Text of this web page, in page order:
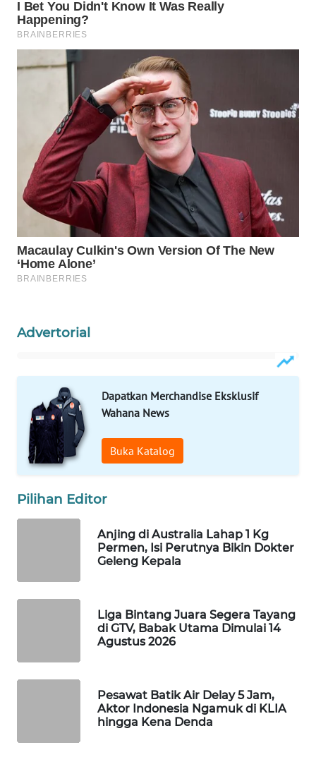
Advertorial
Dapatkan Merchandise Eksklusif
Wahana News
Buka Katalog
Pilihan Editor
Anjing di Australia Lahap 1 Kg
Permen, Isi Perutnya Bikin Dokter
Geleng Kepala
Liga Bintang Juara Segera Tayang
di GTV, Babak Utama Dimulai 14
Agustus 2026
Pesawat Batik Air Delay 5 Jam,
Aktor Indonesia Ngamuk di KLIA
hingga Kena Denda
WAHANANEWS
CO ID
WAHANANEWS
NET
WAHANA
SPORT
WAHANA
UMKM
WAHANA
SELEB
WAHANA
HEALTH
WAHANA
DESA
LAPAK
MASYARAKAT
ID